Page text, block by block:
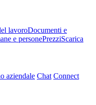
lavoroDocumenti e
e personePrezziScarica
aziendale Chat Connect